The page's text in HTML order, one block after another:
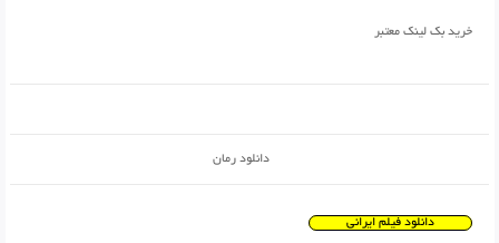
خرید بک لینک معتبر
دانلود رمان
دانلود فیلم ایرانی